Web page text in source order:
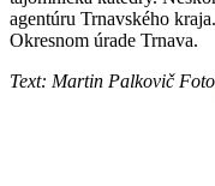
agentúru Trnavského
Okresnom úrade Trnava.
Text: Martin Palkovič